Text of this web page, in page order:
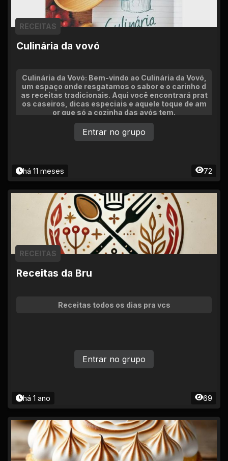
Culinária da vovó
RECEITAS
Culinária da Vovó: Bem-vindo ao Culinária da Vovó,
um espaço onde resgatamos o sabor e o carinho d
as receitas tradicionais. Aqui você encontrará prat
os caseiros, dicas especiais e aquele toque de am
or que só a cozinha das avós tem.
há 11 meses 72
Entrar no grupo
Receitas da Bru
RECEITAS
Receitas todos os dias pra vcs
há 1 ano 69
Entrar no grupo